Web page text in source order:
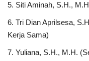
5. Siti Aminah, S.H.,
6. Tri Dian Aprilsesa,
Kerja Sama)
7. Yuliana, S.H., M.H.